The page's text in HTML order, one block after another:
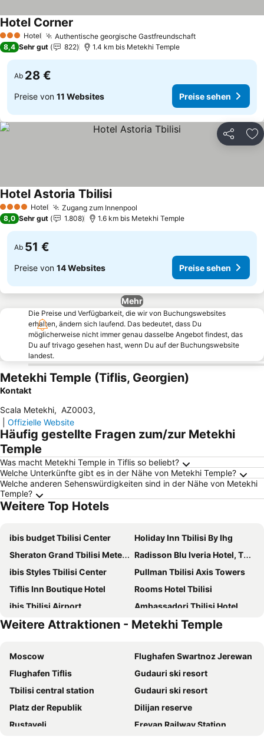
3 SterneHotel Authentische georgische Gastfreundschaft
Hotel Corner
8,4 Sehr gut 822 1.4 km bis Metekhi Temple
Ab 28 €
Preise von 11 Websites Preise sehen
Teilen
4 Sterne Hotel Zugang zum Innenpool
Hotel Astoria Tbilisi
8,0 Sehr gut 1.808 1.6 km bis Metekhi Temple
Ab 51 €
Preise von 14 Websites Preise sehen
Mehr
Die Preise und Verfügbarkeit, die wir von Buchungswebsites
erhalten, ändern sich laufend. Das bedeutet, dass Du
möglicherweise nicht immer genau dasselbe Angebot findest, das
Du auf trivago gesehen hast, wenn Du auf der Buchungswebsite
landest.
Metekhi Temple (Tiflis, Georgien)
Kontakt
Scala Metekhi, AZ0003,
Offizielle Website
Häufig gestellte Fragen zum/zur Metekhi
Temple
Was macht Metekhi Temple in Tiflis so beliebt?
Welche Unterkünfte gibt es in der Nähe von Metekhi Temple?
Welche anderen Sehenswürdigkeiten sind in der Nähe von Metekhi
Temple?
Weitere Top Hotels
ibis budget Tbilisi Center
Holiday Inn Tbilisi By Ihg
Sheraton Grand Tbilisi Metechi Palace
Radisson Blu Iveria Hotel, Tbilisi
ibis Styles Tbilisi Center
Pullman Tbilisi Axis Towers
Tiflis Inn Boutique Hotel
Rooms Hotel Tbilisi
ibis Tbilisi Airport
Ambassadori Tbilisi Hotel
Swissôtel Tbilisi
River Side Hotel Tbilisi
Marjan Plaza Hotel
Radisson RED Tbilisi
Paragraph Freedom Square, a Luxury Collection Hotel, Tbilisi
Tbilisi Marriott Hotel
Shota @ Rustaveli Boutique Hotel
Fabrika Hostel & Suites
Tbilisi View Hotel
Tbilisi Edition - Design Hotel
ibis Tbilisi Stadium
Best Western Tbilisi City Center
Weitere Attraktionen - Metekhi Temple
Moscow
Flughafen Swartnoz Jerewan
Flughafen Tiflis
Gudauri ski resort
Tbilisi central station
Gudauri ski resort
Platz der Republik
Dilijan reserve
Rustaveli
Erevan Railway Station